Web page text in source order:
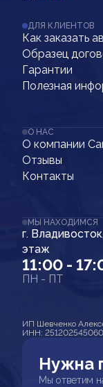
ДЛЯ КЛИЕНТОВ
Как заказать
Образец
Гарантии
Полезная
О НАС
О компании
Отзывы
Контакты
МЫ НАХОДИМСЯ
г.
этаж
11:00 -
ПН - ПТ
ИП Шевченко
ИНН: 251202545060
Нужна
Мы ответим